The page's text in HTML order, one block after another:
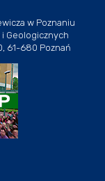
w Poznaniu
i Geologicznych
61-680 Poznań